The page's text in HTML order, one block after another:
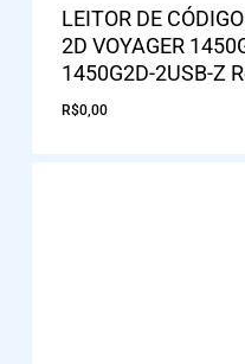
LEITOR DE
2D VOYAGER
1450G2D-2USB-Z
R$0,00